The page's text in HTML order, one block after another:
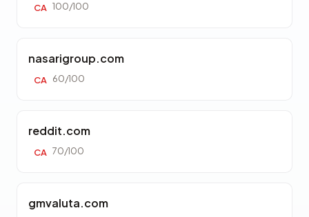
CA 100/100
nasarigroup.com
CA 60/100
reddit.com
CA 70/100
gmvaluta.com